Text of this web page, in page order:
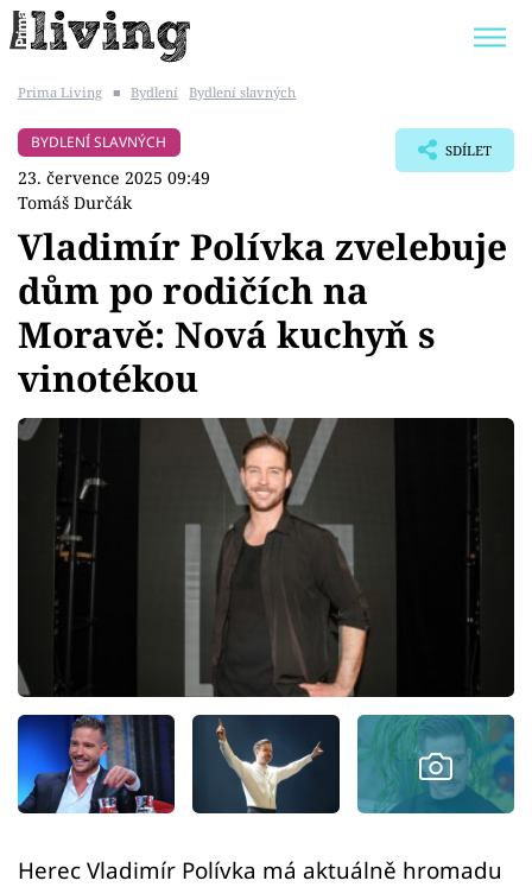
BYDLENÍ SLAVNÝCH
Témata
Bydlení
Zahrada
Design
Sledujte prima+
Přihlášení
Sledujte nás
Prima Living ■ Bydlení Bydlení slavných
BYDLENÍ SLAVNÝCH
23. července 2025 09:49
Tomáš Durčák
SDÍLET
Vladimír Polívka zvelebuje
dům po rodičích na
Moravě: Nová kuchyň s
vinotékou
Herec Vladimír Polívka má aktuálně hromadu